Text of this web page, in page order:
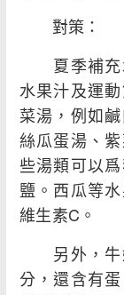
對策：
夏季補充
水果汁及運
菜湯，例如
絲瓜蛋湯、
些湯類可以
鹽。西瓜等
維生素C。
另外，牛
分，還含有